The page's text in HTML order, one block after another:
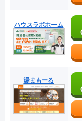
ハウスラボホーム
湯まもーる